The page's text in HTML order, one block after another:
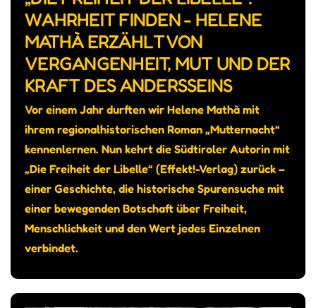
WAHRHEIT FINDEN - HELENE
MATHÀ ERZÄHLT VON
VERGANGENHEIT, MUT UND DER
KRAFT DES ANDERSSEINS
Vor einem Jahr durften wir Helene Mathà mit
ihrem regionalhistorischen Roman „Mutternacht“
kennenlernen. Nun kehrt die Südtiroler Autorin mit
„Die Freiheit der Libelle“ (Effekt!-Verlag) zurück –
einer Geschichte, die historische Spurensuche mit
einer bewegenden Botschaft über Freiheit,
Menschlichkeit und den Wert jedes Einzelnen
verbindet.